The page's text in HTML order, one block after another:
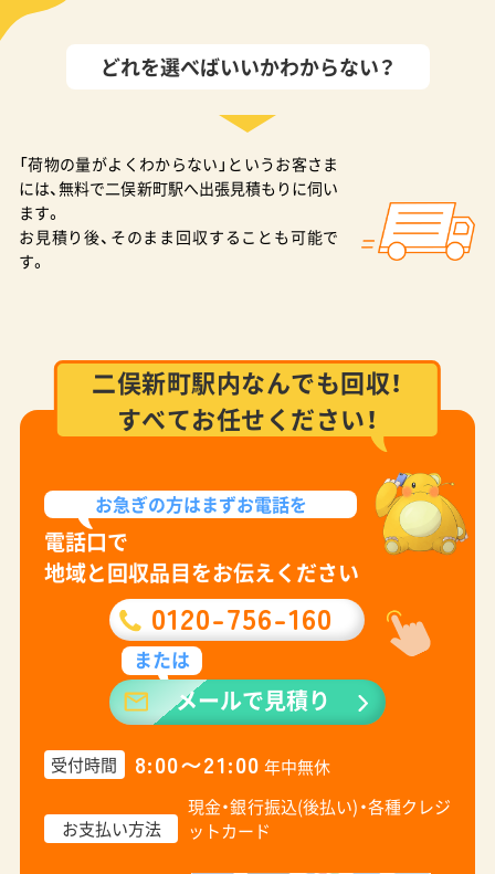
どれを選べばいいかわからない？
「荷物の量がよくわからない」というお客さま
には、無料で二俣新町駅へ出張見積もりに伺い
ます。
お見積り後、そのまま回収することも可能で
す。
二俣新町駅内なんでも回収！
すべてお任せください！
お急ぎの方はまずお電話を
電話口で
地域と回収品目をお伝えください
0120-756-160
または
メールで見積り
受付時間 8:00〜21:00 年中無休
お支払い方法
現金・銀行振込(後払い)・各種クレジ
ットカード